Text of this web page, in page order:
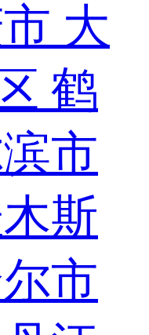
大
鹤
市
斯
市